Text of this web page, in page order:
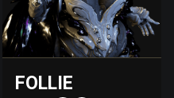
FOLLIE